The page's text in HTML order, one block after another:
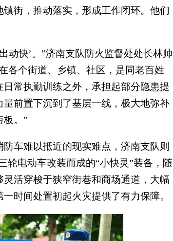
街，推动落实，形成工作闭环。他们
快’。”济南支队防火监督处处长林帅
各个街道、乡镇、社区，是同老百姓
常执勤训练之外，承担起部分隐患提
前置下沉到了基层一线，极大地弥补
板。”
车难以抵近的现实难点，济南支队则
轮电动车改装而成的“小快灵”装备，随
活穿梭于狭窄街巷和商场通道，大幅
时间处置初起火灾提供了有力保障。